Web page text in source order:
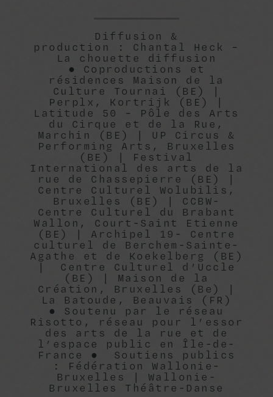
Diffusion &
production : Chantal Heck –
La chouette diffusion
● Coproductions et
résidences Maison de la
Culture Tournai (BE) |
Perplx, Kortrijk (BE) |
Latitude 50 – Pôle des Arts
du Cirque et de la Rue,
Marchin (BE) | UP Circus &
Performing Arts, Bruxelles
(BE) | Festival
International des arts de la
rue de Chassepierre (BE) |
Centre Culturel Wolubilis,
Bruxelles (BE) | CCBW-
Centre Culturel du Brabant
Wallon, Court-Saint Etienne
(BE) | Archipel 19- Centre
culturel de Berchem-Sainte-
Agathe et de Koekelberg (BE)
| Centre Culturel d’Uccle
(BE) | Maison de la
Création, Bruxelles (Be) |
La Batoude, Beauvais (FR)
● Soutenu par le réseau
Risotto, réseau pour l’essor
des arts de la rue et de
l’espace public en Île-de-
France ● Soutiens publics
: Fédération Wallonie-
Bruxelles | Wallonie-
Bruxelles Théâtre-Danse